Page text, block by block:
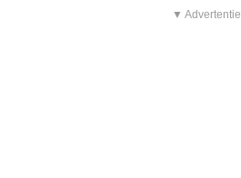
▼ Advertentie